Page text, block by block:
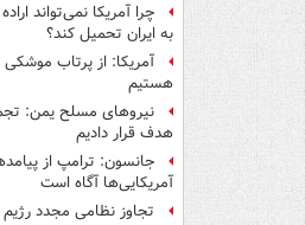
چرا آمریکا نمی‌تواند
به ایران تحمیل کند؟
آمریکا: از پرتاب
هستیم
نیروهای مسلح یمن:
هدف قرار دادیم
جانسون: ترامپ از
آمریکایی‌ها آگاه است
تجاوز نظامی مجدد